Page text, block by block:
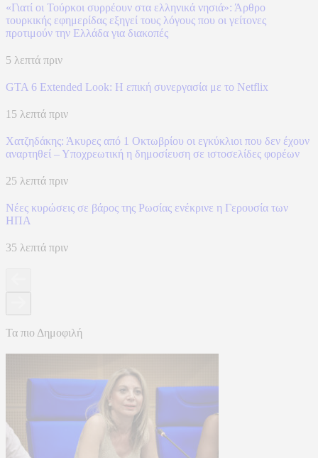
«Γιατί οι Τούρκοι συρρέουν στα ελληνικά νησιά»: Άρθρο
τουρκικής εφημερίδας εξηγεί τους λόγους που οι γείτονες
προτιμούν την Ελλάδα για διακοπές
5 λεπτά πριν
GTA 6 Extended Look: Η επική συνεργασία με το Netflix
15 λεπτά πριν
Χατζηδάκης: Άκυρες από 1 Οκτωβρίου οι εγκύκλιοι που δεν έχουν
αναρτηθεί – Υποχρεωτική η δημοσίευση σε ιστοσελίδες φορέων
25 λεπτά πριν
Νέες κυρώσεις σε βάρος της Ρωσίας ενέκρινε η Γερουσία των
ΗΠΑ
35 λεπτά πριν
Τα πιο Δημοφιλή